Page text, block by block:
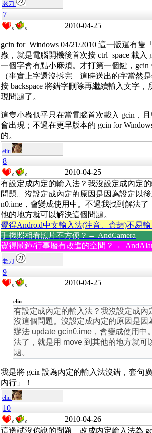
老刀
7
0 0 2010-04-25
gcin for Windows 04/21/2010 這一版還有隻
蟲，就是電腦開機後首次按 ctrl+space 載入
一個字會有點小麻煩。才打第一個鍵，gcin
（事實上字還沒拆完，這時送出的字當然
按 backspace 將錯字刪除再繼續輸入文字，
現問題了。
這隻小蟲似乎只在當電腦首次載入 gcin，
會出現；不過在更早版本的 gcin for
的。
eliu
8
0 0 2010-04-25
有設定成內定的輸入法？我沒設定成內定
問題。沒設定成內定的原因是因為設定以後
n0.ime，會變成使用中。不過我找到解法了
他的地方就可以解決這個問題。
覺得Android中文輸入法(注音、倉頡)不易
手機照相看照片不方便？→ AndCamera
覺得鬧鐘/行事曆有改進的空間？→
老刀
9
0 0 2010-04-25
eliu
有設定成內定的輸入法？我沒設定成內
沒這個問題。沒設定成內定的原因是因
辦法 update gcin0.ime，會變成使用中
法了，就是用 move 到其他的地方就可
題。
我是將 gcin 設為內定的輸入法沒錯，套句
內行」！
eliu
10
0 0 2010-04-26
這邊試沒你說的問題，改成內定輸入法為